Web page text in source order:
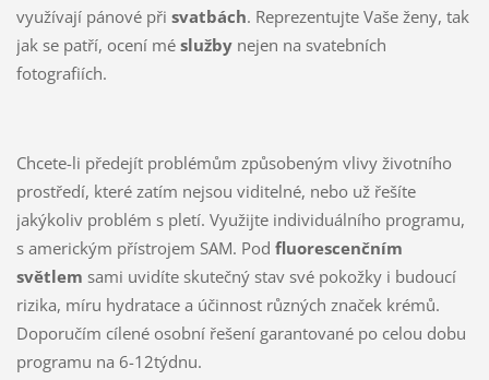
využívají pánové při svatbách. Reprezentujte Vaše ženy, tak
jak se patří, ocení mé službynejen na svatebních
fotografiích.
Chcete-li předejít problémům způsobeným vlivy životního
prostředí, které zatím nejsou viditelné, nebo už řešíte
jakýkoliv problém s pletí. Využijte individuálního programu,
s americkým přístrojem SAM. Pod fluorescenčním
světlem sami uvidíte skutečný stav své pokožky i budoucí
rizika, míru hydratace a účinnost různých značek krémů.
Doporučím cílené osobní řešení garantované po celou dobu
programu na 6-12týdnu.